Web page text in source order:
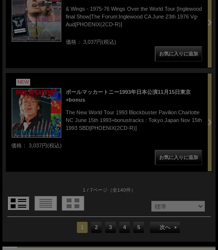
& Wings - 1975-76 Wings Over the World Tour [Inglewood
final Show]The Forum:Inglewood CA June 23th 1976 Vg-
Aud[PHOENIX(2CD-R)]
価格： 3,037円(税込)
NEW
ポールマッカートニー1993年日本公演11月15日東京
+bonus
The New World Tour 1993 Blockbuster Pavilion:Charlotte
NC June 15th 1993+bonustracks : Tokyo Japan Nov 15th
1993 SBD[PHOENIX(2CD-R)]
価格： 3,037円(税込)
1 / 7ページ （全140件）
1 2 3 4 5 次へ